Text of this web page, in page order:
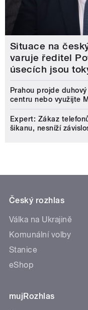
Situace na
varuje ředitel
úsecích jsou
Prahou projde
centru nebo využijte
Expert: Zákaz
šikanu, nesníží
Český rozhlas
Válka na Ukrajině
Komunální volby
Stanice
eShop
mujRozhlas